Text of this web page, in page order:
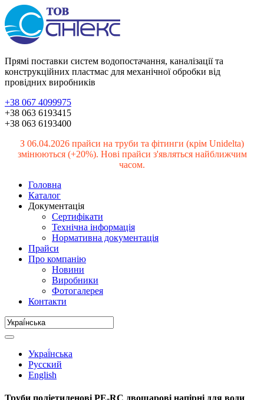
Прямі поставки систем водопостачання, каналізації та
конструкційних пластмас для механічної обробки від
провідних виробників
+38 067 4099975
+38 063 6193415
+38 063 6193400
З 06.04.2026 прайси на труби та фітинги (крім Unidelta)
змінюються (+20%). Нові прайси з'являться найближчим
часом.
Головна
Каталог
Документація
Сертифікати
Технічна інформація
Нормативна документація
Прайси
Про компанію
Новини
Виробники
Фотогалерея
Контакти
Украї́нська
Русский
English